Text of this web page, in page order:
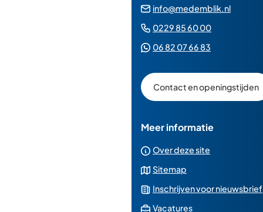
info@medemblik.nl
0229 85 60 00(Verwijst
06 82 07 66 83
een
Whatsapp
Contact en openingstijden
Meer informatie
Over deze site
Sitemap
Inschrijven voor nieuwsbrief
Vacatures(Verwijst